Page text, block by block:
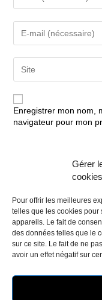
Gérer
cookies
Pour offrir les meilleures
telles que les cookies pour
appareils. Le fait de
des données telles que le
sur ce site. Le fait de ne
avoir un effet négatif sur
or
username
to
comment
your
address
comment
your
URL
(optional)
Enregistrer mon nom,
navigateur pour mon